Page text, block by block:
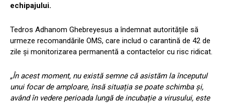
echipajului.
Tedros Adhanom Ghebreyesus a îndemnat autoritățile să
urmeze recomandările OMS, care includ o carantină de 42 de
zile și monitorizarea permanentă a contactelor cu risc ridicat.
„În acest moment, nu există semne că asistăm la începutul
unui focar de amploare, însă situația se poate schimba și,
având în vedere perioada lungă de incubație a virusului, este